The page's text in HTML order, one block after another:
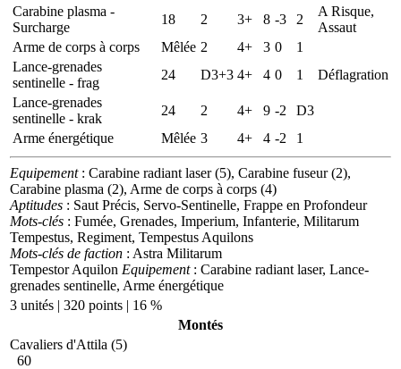
Carabine plasma -
Surcharge
18 2 3+ 8 -3 2
A Risque,
Assaut
Arme de corps à corps
Mêlée 2 4+ 3 0
1
Lance-grenades
sentinelle - frag
24 D3+3 4+ 4 0 1
Déflagration
Lance-grenades
sentinelle - krak
24 2 4+ 9 -2
D3
Arme énergétique
Mêlée 3 4+ 4 -2 1
Equipement: Carabine radiant laser (5), Carabine fuseur (2),
Carabine plasma (2), Arme de corps à corps (4)
Aptitudes : Saut Précis, Servo-Sentinelle, Frappe en Profondeur
Mots-clés : Fumée, Grenades, Imperium, Infanterie, Militarum
Tempestus, Regiment, Tempestus Aquilons
Mots-clés de faction : Astra Militarum
Tempestor Aquilon Equipement: Carabine radiant laser, Lance-
grenades sentinelle, Arme énergétique
3 unités | 320 points | 16 %
Montés
Cavaliers d'Attila (5)
60